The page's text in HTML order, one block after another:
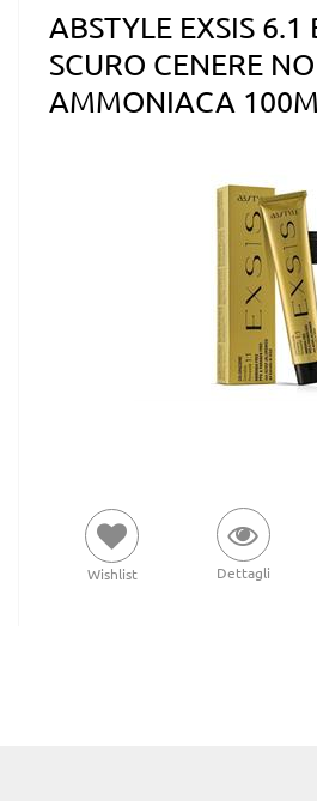
ABSTYLE EXSIS
SCURO CENERE NO
AMMONIACA
Wishlist Dettagli